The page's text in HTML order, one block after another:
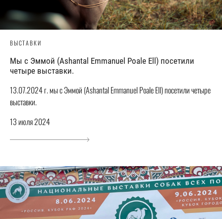
ВЫСТАВКИ
Мы с Эммой (Ashantal Emmanuel Poale Ell) посетили
четыре выставки.
13.07.2024 г. мы с Эммой (Ashantal Emmanuel Poale Ell) посетили четыре
выставки.
13 июля 2024